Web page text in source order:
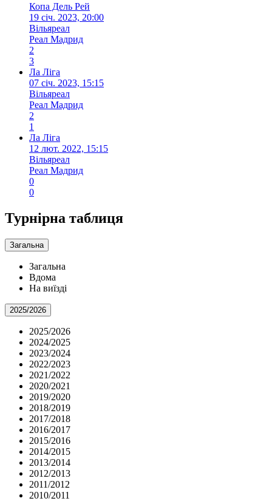
Копа Дель Рей
19 січ. 2023, 20:00
Вільяреал
Реал Мадрид
2
3
Ла Ліга
07 січ. 2023, 15:15
Вільяреал
Реал Мадрид
2
1
Ла Ліга
12 лют. 2022, 15:15
Вільяреал
Реал Мадрид
0
0
Турнірна таблиця
Загальна
Загальна
Вдома
На виїзді
2025/2026
2025/2026
2024/2025
2023/2024
2022/2023
2021/2022
2020/2021
2019/2020
2018/2019
2017/2018
2016/2017
2015/2016
2014/2015
2013/2014
2012/2013
2011/2012
2010/2011